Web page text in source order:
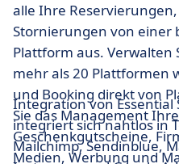
alle Ihre
Stornierungen von einer
Plattform aus. Verwalten
mehr als 20 Plattformen
und Booking direkt von
Sie das Management
Geschenkgutscheine,
Medien, Werbung und
Integration von Essential
integriert sich nahtlos in
Mailchimp, Sendinblue,